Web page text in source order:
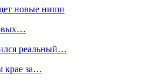
новые ниши
реальный…
крае за…